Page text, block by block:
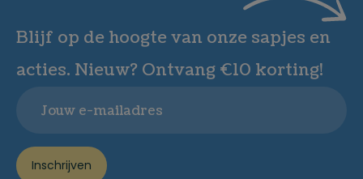
Blijf op de hoogte van onze sapjes en
acties. Nieuw? Ontvang €10 korting!
Inschrijven